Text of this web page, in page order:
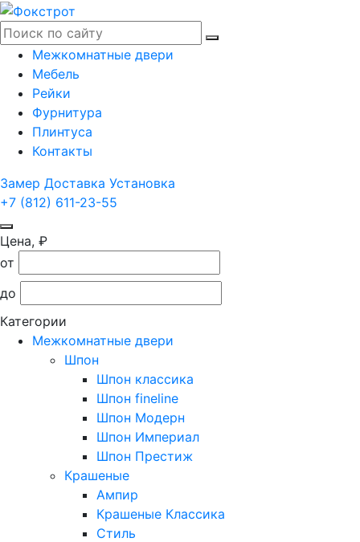
Межкомнатные двери
Мебель
Рейки
Фурнитура
Плинтуса
Контакты
Замер Доставка Установка
+7 (812) 611-23-55
Цена, ₽
от
до
Категории
Межкомнатные двери
Шпон
Шпон классика
Шпон fineline
Шпон Модерн
Шпон Империал
Шпон Престиж
Крашеные
Ампир
Крашеные Классика
Стиль